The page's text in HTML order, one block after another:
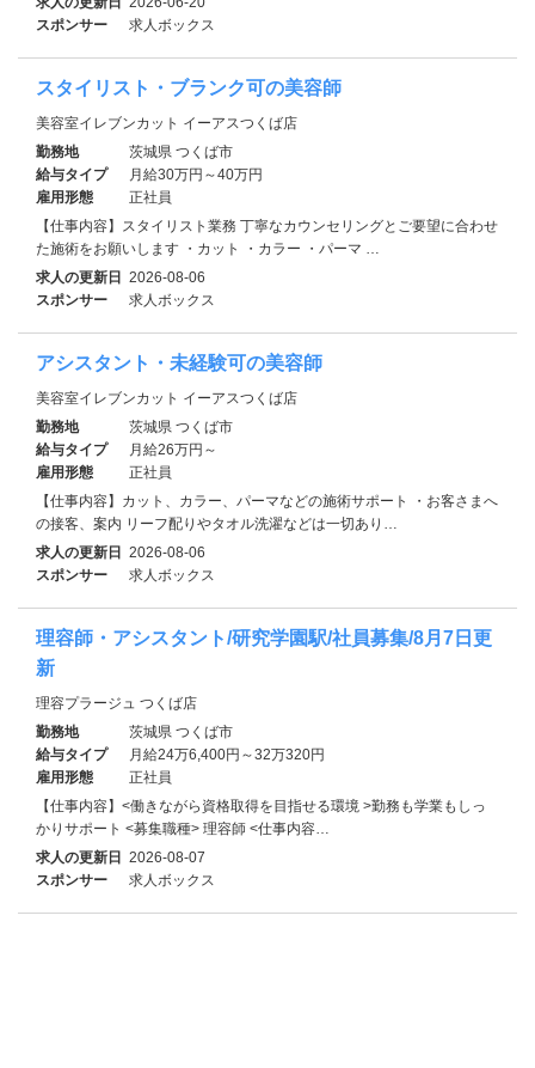
スポンサー
求人ボックス
スタイリスト・ブランク可の美容師
美容室イレブンカット イーアスつくば店
勤務地
茨城県 つくば市
給与タイプ
月給30万円～40万円
雇用形態
正社員
【仕事内容】スタイリスト業務 丁寧なカウンセリングとご要望に合わせ
た施術をお願いします ・カット ・カラー ・パーマ …
求人の更新日 2026-08-06
スポンサー
求人ボックス
アシスタント・未経験可の美容師
美容室イレブンカット イーアスつくば店
勤務地
茨城県 つくば市
給与タイプ
月給26万円～
雇用形態
正社員
【仕事内容】カット、カラー、パーマなどの施術サポート ・お客さまへ
の接客、案内 リーフ配りやタオル洗濯などは一切あり…
求人の更新日 2026-08-06
スポンサー
求人ボックス
理容師・アシスタント/研究学園駅/社員募集/8月7日更
新
理容プラージュ つくば店
勤務地
茨城県 つくば市
給与タイプ
月給24万6,400円～32万320円
雇用形態
正社員
【仕事内容】<働きながら資格取得を目指せる環境 >勤務も学業もしっ
かりサポート <募集職種> 理容師 <仕事内容…
求人の更新日 2026-08-07
スポンサー
求人ボックス